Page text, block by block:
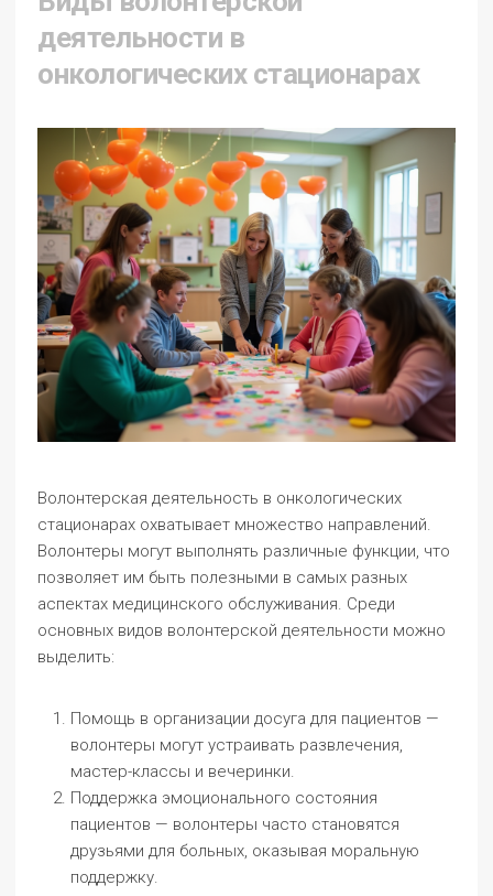
деятельности в
онкологических стационарах
Волонтерская деятельность в онкологических
стационарах охватывает множество направлений.
Волонтеры могут выполнять различные функции, что
позволяет им быть полезными в самых разных
аспектах медицинского обслуживания. Среди
основных видов волонтерской деятельности можно
выделить:
Помощь в организации досуга для пациентов —
волонтеры могут устраивать развлечения,
мастер-классы и вечеринки.
Поддержка эмоционального состояния
пациентов — волонтеры часто становятся
друзьями для больных, оказывая моральную
поддержку.